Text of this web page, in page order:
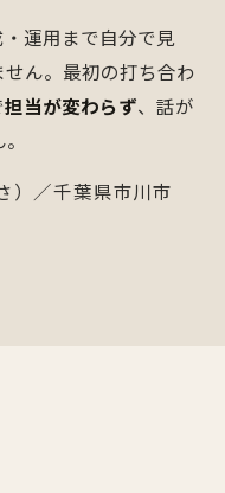
運用まで自分で見
ん。最初の打ち合わ
担当が変わらず、話が
／千葉県市川市